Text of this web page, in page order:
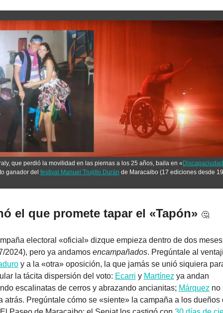
que perdió la movilidad en las piernas a los 25 años, baila en «Discapaciudad
ganador del festival Manuel Trujillo Durán de Maracaibo (17 ediciones desde
el que promete tapar el «Tapón» 🤔
electoral «oficial» dizque empieza dentro de dos meses
2024), pero ya andamos encampañados. Pregúntale al
y a la «otra» oposición, la que jamás se unió siquiera
la tácita dispersión del voto: Ecarri y Martínez ya andan
escalinatas de cerros y abrazando ancianitas; Márquez no
atrás. Pregúntale cómo se «siente» la campaña a los dueños